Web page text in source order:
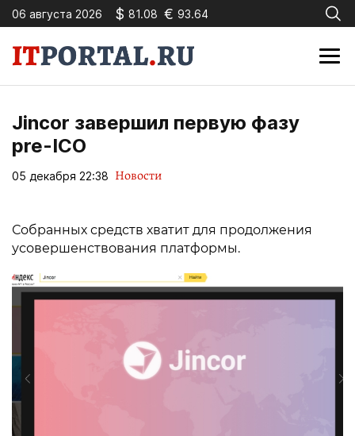
06 августа 2026 $ 81.08 € 93.64
Jincor завершил первую фазу
pre-ICO
05 декабря 22:38 Новости
Собранных средств хватит для продолжения
усовершенствования платформы.